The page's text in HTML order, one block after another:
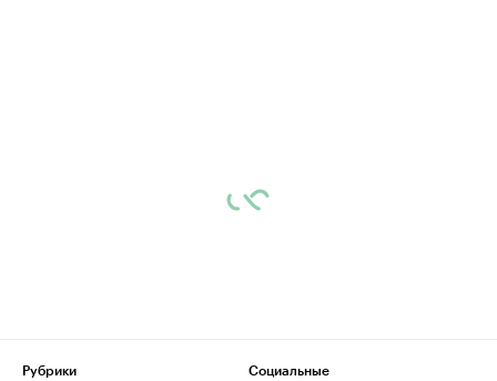
Рубрики
Социальные